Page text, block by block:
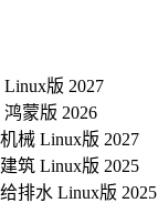
版 2027
蒙版 2026
械 Linux版 2027
筑 Linux版 2025
排水 Linux版 2025